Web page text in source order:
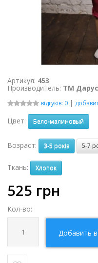
Артикул: 453
Производитель: ТМ
відгуків: 0 |
Цвет: Бело-малиновый
Возраст: 3-5 років 5-7
Ткань: Хлопок
525 грн
Кол-во:
Добавить